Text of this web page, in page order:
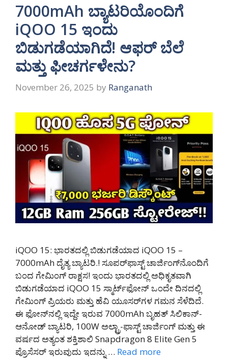
7000mAh ಬ್ಯಾಟರಿಯೊಂದಿಗೆ
iQOO 15 ಇಂದು
ಬಿಡುಗಡೆಯಾಗಿದೆ! ಆಫರ್ ಬೆಲೆ
ಮತ್ತು ಫೀಚರ್ಗಳೇನು?
November 26, 2025 by Ranganath
iQOO 15: ಭಾರತದಲ್ಲಿ ಬಿಡುಗಡೆಯಾದ iQOO 15 –
7000mAh ದೈತ್ಯ ಬ್ಯಾಟರಿ.! ಸೂಪರ್‌ಫಾಸ್ಟ್ ಚಾರ್ಜಿಂಗ್‌ನೊಂದಿಗೆ
ಬಂದ ಗೇಮಿಂಗ್ ರಾಕ್ಷಸ! ಇಂದು ಭಾರತದಲ್ಲಿ ಅಧಿಕೃತವಾಗಿ
ಬಿಡುಗಡೆಯಾದ iQOO 15 ಸ್ಮಾರ್ಟ್‌ಫೋನ್ ಒಂದೇ ದಿನದಲ್ಲಿ
ಗೇಮಿಂಗ್ ಪ್ರಿಯರು ಮತ್ತು ಹೆವಿ ಯೂಸರ್‌ಗಳ ಗಮನ ಸೆಳೆದಿದೆ.
ಈ ಫೋನ್‌ನಲ್ಲಿ ಇದ್ದೇ ಇರುವ 7000mAh ಬೃಹತ್ ಸಿಲಿಕಾನ್-
ಆನೋಡ್ ಬ್ಯಾಟರಿ, 100W ಅಲ್ಟ್ರಾ-ಫಾಸ್ಟ್ ಚಾರ್ಜಿಂಗ್ ಮತ್ತು ಈ
ವರ್ಷದ ಅತ್ಯಂತ ಶಕ್ತಿಶಾಲಿ Snapdragon 8 Elite Gen 5
ಪ್ರೊಸೆಸರ್ ಇರುವುದು ಇದನ್ನು … Read more